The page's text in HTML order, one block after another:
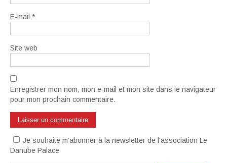
E-mail *
Site web
Enregistrer mon nom, mon e-mail et mon site dans le navigateur
pour mon prochain commentaire.
Je souhaite m'abonner à la newsletter de l'association Le
Danube Palace